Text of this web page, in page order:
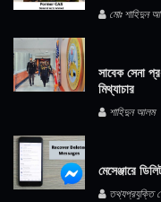
মোঃ শাহিদুন
সাবেক সেনা
মিথ্যাচার
শাহিদুন আলম
মেসেঞ্জারে
তথ্যপ্রযুক্তি